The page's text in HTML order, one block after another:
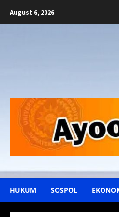
August 6, 2026
HUKUM SOSPOL